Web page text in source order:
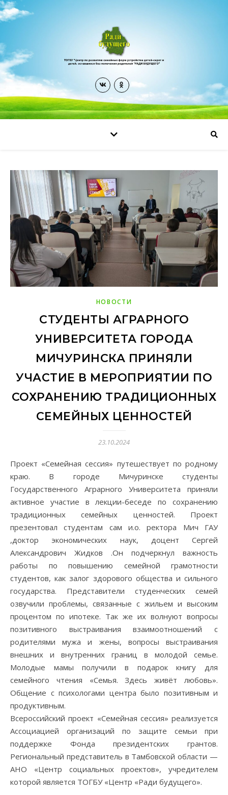
НОВОСТИ
CТУДЕНТЫ АГРАРНОГО
УНИВЕРСИТЕТА ГОРОДА
МИЧУРИНСКА ПРИНЯЛИ
УЧАСТИЕ В МЕРОПРИЯТИИ ПО
СОХРАНЕНИЮ ТРАДИЦИОННЫХ
СЕМЕЙНЫХ ЦЕННОСТЕЙ
23.10.2024
Проект «Семейная сессия» путешествует по родному
краю. В городе Мичуринске студенты
Государственного Аграрного Университета приняли
активное участие в лекции-беседе по сохранению
традиционных семейных ценностей. Проект
презентовал студентам сам и.о. ректора Мич ГАУ
,доктор экономических наук, доцент Сергей
Александрович Жидков .Он подчеркнул важность
работы по повышению семейной грамотности
студентов, как залог здорового общества и сильного
государства. Представители студенческих семей
озвучили проблемы, связанные с жильем и высоким
процентом по ипотеке. Так же их волнуют вопросы
позитивного выстраивания взаимоотношений с
родителями мужа и жены, вопросы выстраивания
внешних и внутренних границ в молодой семье.
Молодые мамы получили в подарок книгу для
семейного чтения «Семья. Здесь живёт любовь».
Общение с психологами центра было позитивным и
продуктивным.
Всероссийский проект «Семейная сессия» реализуется
Ассоциацией организаций по защите семьи при
поддержке Фонда президентских грантов.
Региональный представитель в Тамбовской области —
АНО «Центр социальных проектов», учредителем
которой является ТОГБУ «Центр «Ради будущего».